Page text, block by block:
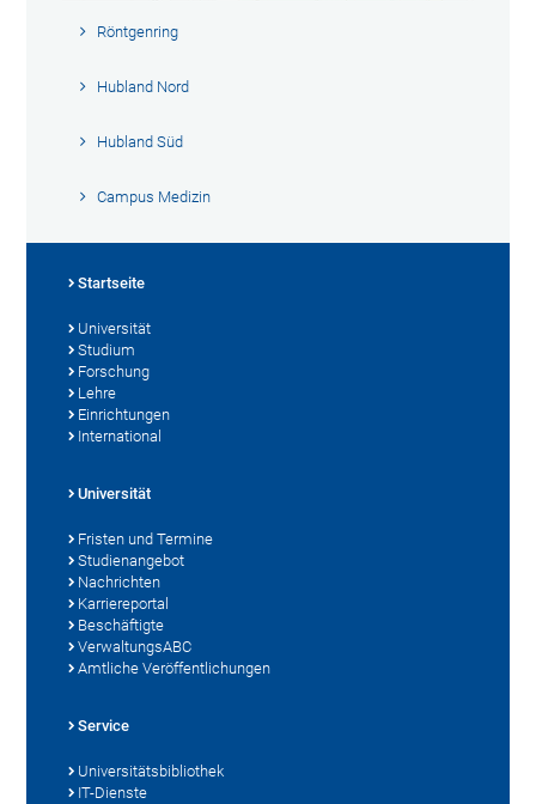
Röntgenring
Hubland Nord
Hubland Süd
Campus Medizin
Startseite
Universität
Studium
Forschung
Lehre
Einrichtungen
International
Universität
Fristen und Termine
Studienangebot
Nachrichten
Karriereportal
Beschäftigte
VerwaltungsABC
Amtliche Veröffentlichungen
Service
Universitätsbibliothek
IT-Dienste